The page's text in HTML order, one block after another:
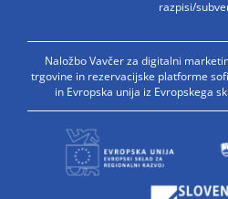
razpisi/
Naložbo Vavčer za digitalni
trgovine in rezervacijske platforme
in Evropska unija iz Evropskega